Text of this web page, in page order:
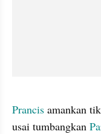
Prancis amankan
usai tumbangkan